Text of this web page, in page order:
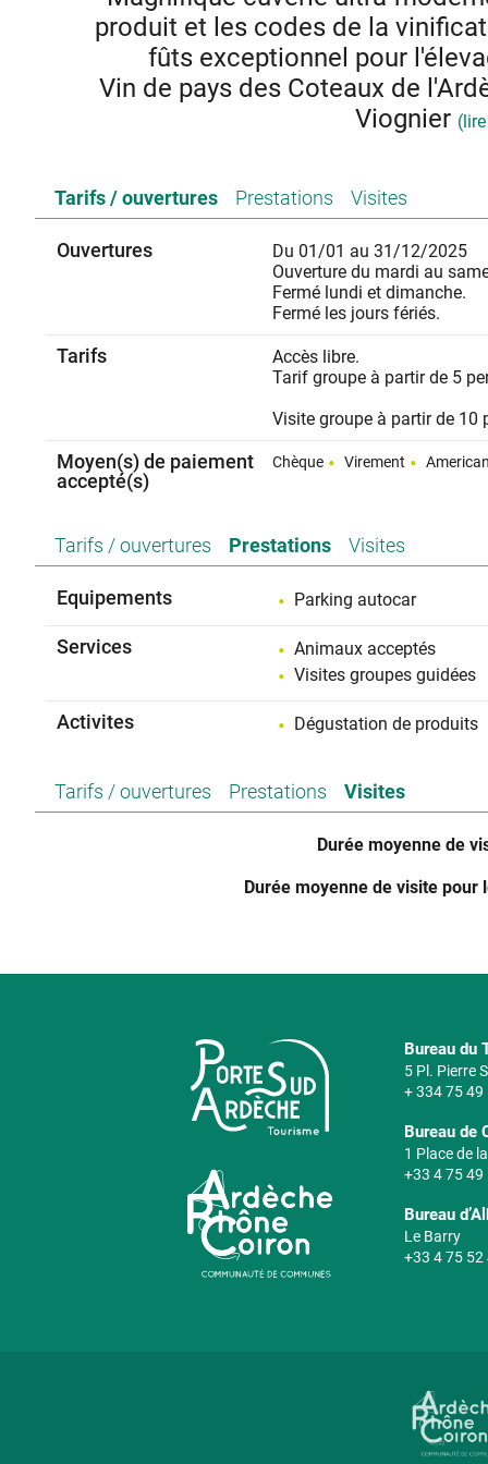
produit et les codes de la
fûts exceptionnel pour
Vin de pays des Coteaux de
Viognier
les meilleurs vins. Pour parfaire cette image, Louis
Vin de Pays (IGP) sur un terroir inattendu mais idéal
Ardèche.
Ce terroir ardéchois se prête parfaitement à la
cultivé en Bourgogne. La chaleur du climat méridional
du Coiron. Le sol argilo-calcaire comme en Bourgogne,
les vendanges
Grâce au Chardonnay d’Ardèche de la Maison
amateurs de vins fins, figure désormais sur la carte
Après avoir soigneusement sélectionné les parcelles,
défini est acheminée jusqu'à la cuverie Latour à Alba
totalité de la récolte. Au terme de deux années de
Grand
thermorégulées en inox pour contrôler la fermentation
de pointe. Comme en Bourgogne, l'élevage
Innovation et respect des traditions, deux
Tarifs / ouvertures Prestations Visites
Ouvertures
Du 01/01 au 31/12/2025
Ouverture du mardi au
Fermé lundi et dimanche.
Fermé les jours fériés.
Tarifs
Accès libre.
Tarif groupe à partir de 5
Visite groupe à partir de 10
Moyen(s) de paiement
accepté(s)
Chèque Virement
Tarifs / ouvertures Prestations Visites
Equipements Parking autocar
Services Animaux acceptés
Visites groupes guidées
Activites Dégustation de produits
Tarifs / ouvertures Prestations Visites
Durée moyenne de
Durée moyenne de visite pour
Bureau du
5 Pl. Pierre
+ 334 75 49
Bureau de
1 Place de
+33 4 75 49
Bureau
Le Barry
+33 4 75 52